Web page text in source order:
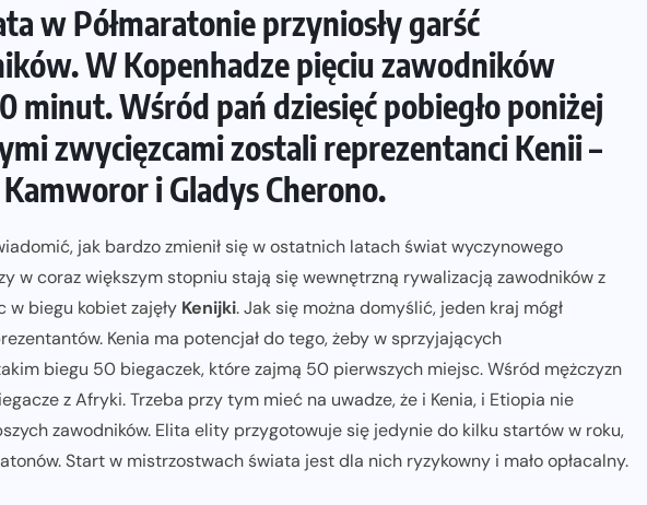
w Półmaratonie przyniosły garść
W Kopenhadze pięciu zawodników
minut. Wśród pań dziesięć pobiegło poniżej
zwycięzcami zostali reprezentanci Kenii –
i Gladys Cherono.
jak bardzo zmienił się w ostatnich latach świat wyczynowego
w coraz większym stopniu stają się wewnętrzną rywalizacją zawodników z
w biegu kobiet zajęły Kenijki. Jak się można domyślić, jeden kraj mógł
Kenia ma potencjał do tego, żeby w sprzyjających
biegu 50 biegaczek, które zajmą 50 pierwszych miejsc. Wśród mężczyzn
z Afryki. Trzeba przy tym mieć na uwadze, że i Kenia, i Etiopia nie
zawodników. Elita elity przygotowuje się jedynie do kilku startów w roku,
Start w mistrzostwach świata jest dla nich ryzykowny i mało opłacalny.
już
święto dla